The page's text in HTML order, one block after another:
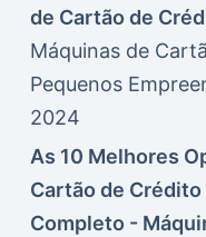
de Cartão de
Máquinas de
Pequenos
2024
As 10 Melhores
Cartão de
Completo -